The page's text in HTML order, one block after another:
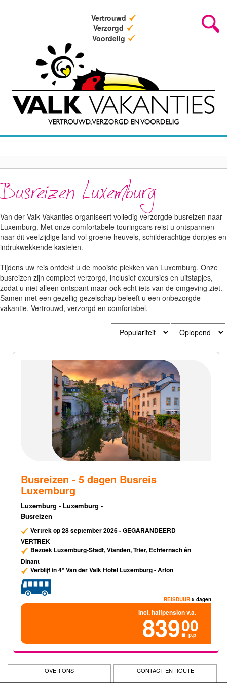
Vertrouwd
Verzorgd
Voordelig
Busreizen Luxemburg
Van der Valk Vakanties organiseert volledig verzorgde busreizen naar
Luxemburg. Met onze comfortabele touringcars reist u ontspannen
naar dit veelzijdige land vol groene heuvels, schilderachtige dorpjes en
indrukwekkende kastelen.
Tijdens uw reis ontdekt u de mooiste plekken van Luxemburg. Onze
busreizen zijn compleet verzorgd, inclusief excursies en uitstapjes,
zodat u niet alleen ontspant maar ook echt iets van de omgeving ziet.
Samen met een gezellig gezelschap beleeft u een onbezorgde
vakantie. Vertrouwd, verzorgd en comfortabel.
Busreizen - 5 dagen Busreis
Luxemburg
Luxemburg - Luxemburg -
Busreizen
Vertrek op 28 september 2026 - GEGARANDEERD
VERTREK
Bezoek Luxemburg-Stadt, Vianden, Trier, Echternach én
Dinant
Verblijf in 4* Van der Valk Hotel Luxemburg - Arlon
REISDUUR 5 dagen
Incl. halfpension v.a.
839.00
p.p
OVER ONS CONTACT EN ROUTE